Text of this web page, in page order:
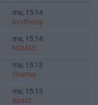
ma, 15:14
buythedip
ma, 15:14
N0MAD
ma, 15:13
tihamer
ma, 15:13
Bpali2